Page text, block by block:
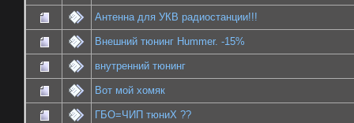
Антенна для УКВ радиостанции!!!
Внешний тюнинг Hummer. -15%
внутренний тюнинг
Вот мой хомяк
ГБО=ЧИП тюниХ ??